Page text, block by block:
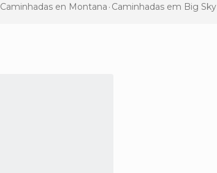
Caminhadas en Montana Caminhadas em Big Sky